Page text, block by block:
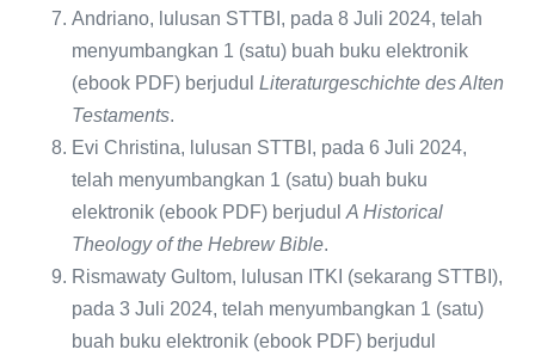
Andriano, lulusan STTBI, pada 8 Juli 2024, telah
menyumbangkan 1 (satu) buah buku elektronik
(ebook PDF) berjudul Literaturgeschichte des Alten
Testaments.
Evi Christina, lulusan STTBI, pada 6 Juli 2024,
telah menyumbangkan 1 (satu) buah buku
elektronik (ebook PDF) berjudul A Historical
Theology of the Hebrew Bible.
Rismawaty Gultom, lulusan ITKI (sekarang STTBI),
pada 3 Juli 2024, telah menyumbangkan 1 (satu)
buah buku elektronik (ebook PDF) berjudul